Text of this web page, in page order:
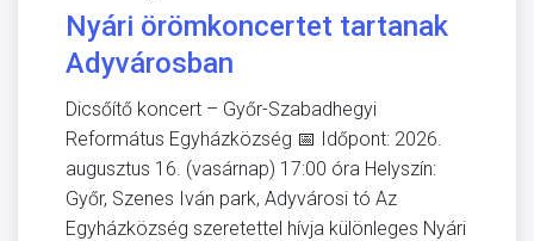
Nyári örömkoncertet tartanak
Adyvárosban
Dicsőítő koncert – Győr-Szabadhegyi
Református Egyházközség 📅 Időpont: 2026.
augusztus 16. (vasárnap) 17:00 óra Helyszín:
Győr, Szenes Iván park, Adyvárosi tó Az
Egyházközség szeretettel hívja különleges Nyári